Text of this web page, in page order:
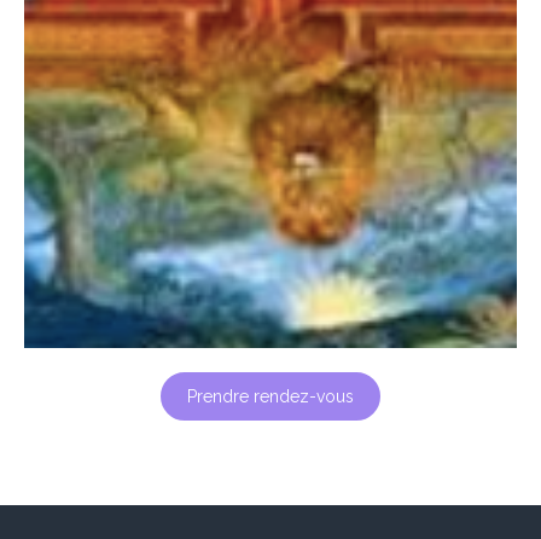
Prendre rendez-vous